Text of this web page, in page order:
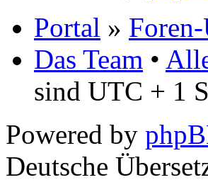
Portal »
Das Team •
sind UTC + 1
Powered by
Deutsche